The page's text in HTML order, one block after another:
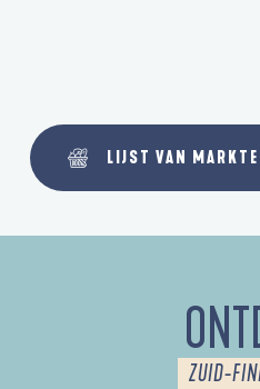
LIJST VAN
ZUID-